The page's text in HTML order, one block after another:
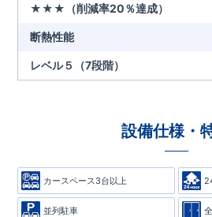
★★★（削減率20％達成）
断熱性能
レベル５（7段階）
設備仕様・
カースペース3台以上
並列駐車